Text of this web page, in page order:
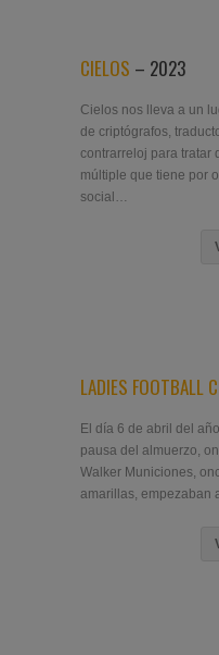
CIELOS – 2023
Cielos nos lleva a un
de criptógrafos,
contrarreloj para tratar
múltiple que tiene por
social…
LADIES FOOTBALL
El día 6 de abril del
pausa del almuerzo,
Walker Municiones,
amarillas, empezaban